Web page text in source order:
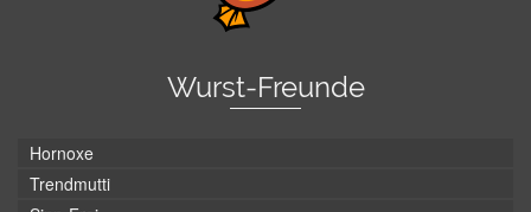
Wurst-Freunde
Hornoxe
Trendmutti